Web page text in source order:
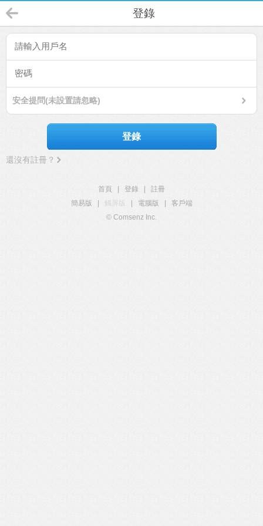
登錄
安全提問(未設置請忽略)
登錄
還沒有註冊？
首頁 登錄
註冊
簡易版
觸屏版 電腦版
客戶端
© Comsenz Inc.